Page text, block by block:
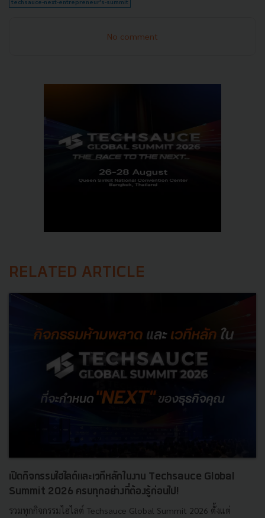
No comment
RELATED ARTICLE
เปิดกิจกรรมไฮไลต์และเวทีหลักในงาน Techsauce Global
Summit 2026 ครบทุกอย่างที่ต้องรู้ก่อนไป!
รวมทุกกิจกรรมไฮไลต์ Techsauce Global Summit 2026 ตั้งแต่